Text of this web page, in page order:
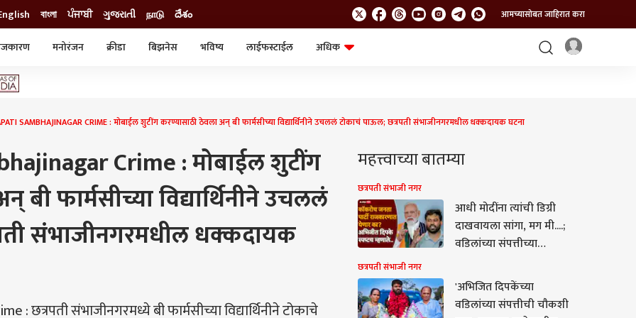
বাংলা ਪੰਜਾਬੀ ગુજરાતી நாடு దేశం आमच्यासोबत जाहिरात करा
मनोरंजन क्रीडा बिझनेस भविष्य लाईफस्टाईल
अधिक
SAMBHAJINAGAR CRIME : मोबाईल शुटींग करण्यासाठी ठेवला अन् बी फार्मसीच्या विद्यार्थिनीने उचललं टोकाचं पाऊल; छत्रपती संभाजीनगरमधील धक्कदायक घटना
Crime : मोबाईल शुटींग
फार्मसीच्या विद्यार्थिनीने उचललं
संभाजीनगरमधील धक्कदायक
छत्रपती संभाजीनगरमध्ये बी फार्मसीच्या विद्यार्थिनीने टोकाचे
महत्त्वाच्या बातम्या
छत्रपती संभाजी नगर
आधी मोदींना त्यांची डिग्री
दाखवायला सांगा, मग मी....;
वडिलांच्या संपत्तीच्या
अभिजीत दिपके संतापले
छत्रपती संभाजी नगर
'अभिजित दिपकेंच्या
वडिलांच्या संपत्तीची चौकशी